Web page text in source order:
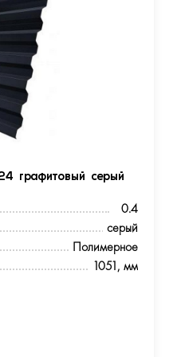
графитовый серый
0.4
серый
Полимерное
1051, мм